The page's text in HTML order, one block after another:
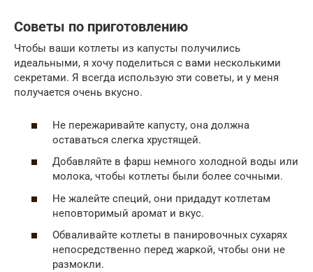
Советы по приготовлению
Чтобы ваши котлеты из капусты получились
идеальными, я хочу поделиться с вами несколькими
секретами. Я всегда использую эти советы, и у меня
получается очень вкусно.
Не пережаривайте капусту, она должна
оставаться слегка хрустящей.
Добавляйте в фарш немного холодной воды или
молока, чтобы котлеты были более сочными.
Не жалейте специй, они придадут котлетам
неповторимый аромат и вкус.
Обваливайте котлеты в панировочных сухарях
непосредственно перед жаркой, чтобы они не
размокли.